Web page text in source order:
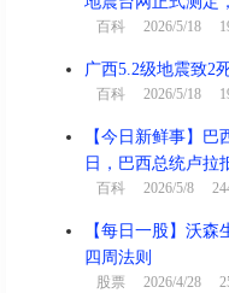
百科 2026/5/18
广西5.2级地震致2
百科 2026/5/18
【今日新鲜事】
日，巴西总统卢拉
百科 2026/5/8
【每日一股】沃森
四周法则
股票 2026/4/28